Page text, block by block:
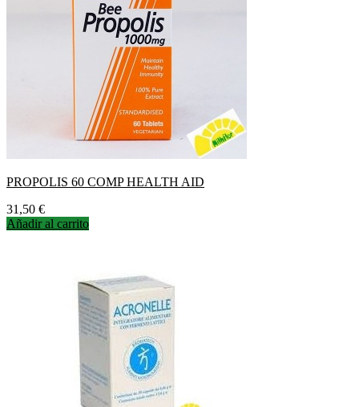
PROPOLIS 60 COMP HEALTH AID
Precio
31,50 €
Añadir al carrito